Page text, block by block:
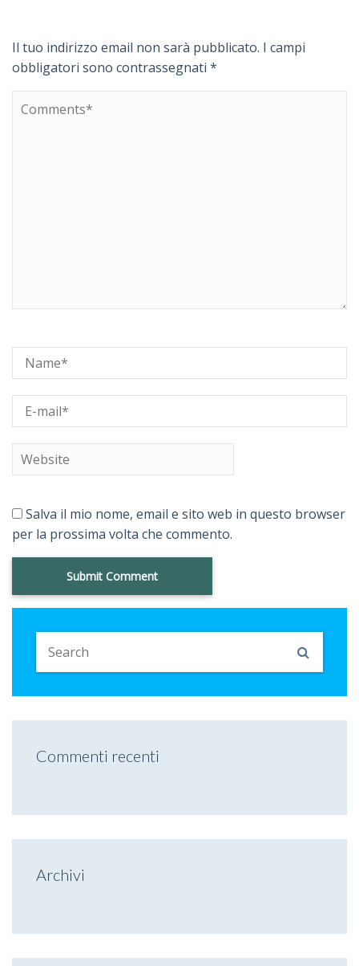
Il tuo indirizzo email non sarà pubblicato. I campi
obbligatori sono contrassegnati *
Salva il mio nome, email e sito web in questo browser
per la prossima volta che commento.
Commenti recenti
Archivi